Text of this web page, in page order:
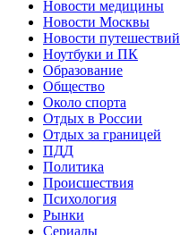
Новости медицины
Новости Москвы
Новости путешествий
Ноутбуки и ПК
Образование
Общество
Около спорта
Отдых в России
Отдых за границей
ПДД
Политика
Происшествия
Психология
Рынки
Сериалы